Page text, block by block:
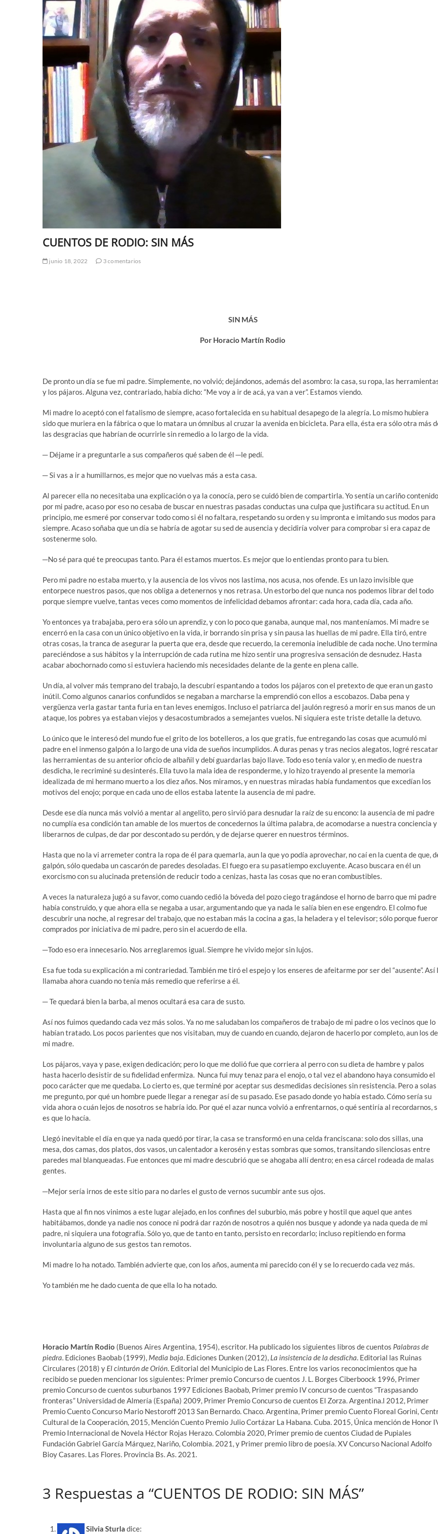
CUENTOS DE RODIO: SIN MÁS
junio 18, 2022 3 comentarios
SIN MÁS
Por Horacio Martín Rodio
De pronto un día se fue mi padre. Simplemente, no volvió; dejándonos, además del asombro: la casa, su ropa, las
y los pájaros. Alguna vez, contrariado, había dicho: “Me voy a ir de acá, ya van a ver”. Estamos viendo.
Mi madre lo aceptó con el fatalismo de siempre, acaso fortalecida en su habitual desapego de la alegría. Lo mismo hubiera
sido que muriera en la fábrica o que lo matara un ómnibus al cruzar la avenida en bicicleta. Para ella, ésta era sólo otra más
las desgracias que habrían de ocurrirle sin remedio a lo largo de la vida.
─ Déjame ir a preguntarle a sus compañeros qué saben de él ─le pedí.
─ Si vas a ir a humillarnos, es mejor que no vuelvas más a esta casa.
Al parecer ella no necesitaba una explicación o ya la conocía, pero se cuidó bien de compartirla. Yo sentía un cariño contenido
por mi padre, acaso por eso no cesaba de buscar en nuestras pasadas conductas una culpa que justificara su actitud. En un
principio, me esmeré por conservar todo como si él no faltara, respetando su orden y su impronta e imitando sus modos para
siempre. Acaso soñaba que un día se habría de agotar su sed de ausencia y decidiría volver para comprobar si era capaz de
sostenerme solo.
─No sé para qué te preocupas tanto. Para él estamos muertos. Es mejor que lo entiendas pronto para tu bien.
Pero mi padre no estaba muerto, y la ausencia de los vivos nos lastima, nos acusa, nos ofende. Es un lazo invisible que
entorpece nuestros pasos, que nos obliga a detenernos y nos retrasa. Un estorbo del que nunca nos podemos librar del todo
porque siempre vuelve, tantas veces como momentos de infelicidad debamos afrontar: cada hora, cada día, cada año.
Yo entonces ya trabajaba, pero era sólo un aprendiz, y con lo poco que ganaba, aunque mal, nos manteníamos. Mi madre se
encerró en la casa con un único objetivo en la vida, ir borrando sin prisa y sin pausa las huellas de mi padre. Ella tiró, entre
otras cosas, la tranca de asegurar la puerta que era, desde que recuerdo, la ceremonia ineludible de cada noche. Uno termina
pareciéndose a sus hábitos y la interrupción de cada rutina me hizo sentir una progresiva sensación de desnudez. Hasta
acabar abochornado como si estuviera haciendo mis necesidades delante de la gente en plena calle.
Un día, al volver más temprano del trabajo, la descubrí espantando a todos los pájaros con el pretexto de que eran un gasto
inútil. Como algunos canarios confundidos se negaban a marcharse la emprendió con ellos a escobazos. Daba pena y
vergüenza verla gastar tanta furia en tan leves enemigos. Incluso el patriarca del jaulón regresó a morir en sus manos de un
ataque, los pobres ya estaban viejos y desacostumbrados a semejantes vuelos. Ni siquiera este triste detalle la detuvo.
Lo único que le interesó del mundo fue el grito de los botelleros, a los que gratis, fue entregando las cosas que acumuló mi
padre en el inmenso galpón a lo largo de una vida de sueños incumplidos. A duras penas y tras necios alegatos, logré rescatar
las herramientas de su anterior oficio de albañil y debí guardarlas bajo llave. Todo eso tenía valor y, en medio de nuestra
desdicha, le recriminé su desinterés. Ella tuvo la mala idea de responderme, y lo hizo trayendo al presente la memoria
idealizada de mi hermano muerto a los diez años. Nos miramos, y en nuestras miradas había fundamentos que excedían los
motivos del enojo; porque en cada uno de ellos estaba latente la ausencia de mi padre.
Desde ese día nunca más volvió a mentar al angelito, pero sirvió para desnudar la raíz de su encono: la ausencia de mi padre
no cumplía esa condición tan amable de los muertos de concedernos la última palabra, de acomodarse a nuestra conciencia y
liberarnos de culpas, de dar por descontado su perdón, y de dejarse querer en nuestros términos.
Hasta que no la vi arremeter contra la ropa de él para quemarla, aun la que yo podía aprovechar, no caí en la cuenta de que,
galpón, sólo quedaba un cascarón de paredes desoladas. El fuego era su pasatiempo excluyente. Acaso buscara en él un
exorcismo con su alucinada pretensión de reducir todo a cenizas, hasta las cosas que no eran combustibles.
A veces la naturaleza jugó a su favor, como cuando cedió la bóveda del pozo ciego tragándose el horno de barro que mi padre
había construido, y que ahora ella se negaba a usar, argumentando que ya nada le salía bien en ese engendro. El colmo fue
descubrir una noche, al regresar del trabajo, que no estaban más la cocina a gas, la heladera y el televisor; sólo porque
comprados por iniciativa de mi padre, pero sin el acuerdo de ella.
─Todo eso era innecesario. Nos arreglaremos igual. Siempre he vivido mejor sin lujos.
Esa fue toda su explicación a mi contrariedad. También me tiró el espejo y los enseres de afeitarme por ser del “ausente”. Así
llamaba ahora cuando no tenía más remedio que referirse a él.
─ Te quedará bien la barba, al menos ocultará esa cara de susto.
Así nos fuimos quedando cada vez más solos. Ya no me saludaban los compañeros de trabajo de mi padre o los vecinos que lo
habían tratado. Los pocos parientes que nos visitaban, muy de cuando en cuando, dejaron de hacerlo por completo, aun los de
mi madre.
Los pájaros, vaya y pase, exigen dedicación; pero lo que me dolió fue que corriera al perro con su dieta de hambre y palos
hasta hacerlo desistir de su fidelidad enfermiza. Nunca fui muy tenaz para el enojo, o tal vez el abandono haya consumido el
poco carácter que me quedaba. Lo cierto es, que terminé por aceptar sus desmedidas decisiones sin resistencia. Pero a solas
me pregunto, por qué un hombre puede llegar a renegar así de su pasado. Ese pasado donde yo había estado. Cómo sería su
vida ahora o cuán lejos de nosotros se habría ido. Por qué el azar nunca volvió a enfrentarnos, o qué sentiría al recordarnos,
es que lo hacía.
Llegó inevitable el día en que ya nada quedó por tirar, la casa se transformó en una celda franciscana: solo dos sillas, una
mesa, dos camas, dos platos, dos vasos, un calentador a kerosén y estas sombras que somos, transitando silenciosas entre
paredes mal blanqueadas. Fue entonces que mi madre descubrió que se ahogaba allí dentro; en esa cárcel rodeada de malas
gentes.
─Mejor sería irnos de este sitio para no darles el gusto de vernos sucumbir ante sus ojos.
Hasta que al fin nos vinimos a este lugar alejado, en los confines del suburbio, más pobre y hostil que aquel que antes
habitábamos, donde ya nadie nos conoce ni podrá dar razón de nosotros a quién nos busque y adonde ya nada queda de mi
padre, ni siquiera una fotografía. Sólo yo, que de tanto en tanto, persisto en recordarlo; incluso repitiendo en forma
involuntaria alguno de sus gestos tan remotos.
Mi madre lo ha notado. También advierte que, con los años, aumenta mi parecido con él y se lo recuerdo cada vez más.
Yo también me he dado cuenta de que ella lo ha notado.
Horacio Martín Rodio (Buenos Aires Argentina, 1954), escritor. Ha publicado los siguientes libros de cuentos Palabras de
piedra. Ediciones Baobab (1999), Media baja. Ediciones Dunken (2012), La insistencia de la desdicha. Editorial las Ruinas
Circulares (2018) y El cinturón de Orión. Editorial del Municipio de Las Flores. Entre los varios reconocimientos que ha
recibido se pueden mencionar los siguientes: Primer premio Concurso de cuentos J. L. Borges Ciberboock 1996, Primer
premio Concurso de cuentos suburbanos 1997 Ediciones Baobab, Primer premio IV concurso de cuentos “Traspasando
fronteras” Universidad de Almería (España) 2009, Primer Premio Concurso de cuentos El Zorza. Argentina.l 2012, Primer
Premio Cuento Concurso Mario Nestoroff 2013 San Bernardo. Chaco. Argentina, Primer premio Cuento Floreal Gorini,
Cultural de la Cooperación, 2015, Mención Cuento Premio Julio Cortázar La Habana. Cuba. 2015, Única mención de Honor
Premio Internacional de Novela Héctor Rojas Herazo. Colombia 2020, Primer premio de cuentos Ciudad de Pupiales
Fundación Gabriel García Márquez, Nariño, Colombia. 2021, y Primer premio libro de poesía. XV Concurso Nacional Adolfo
Bioy Casares. Las Flores. Provincia Bs. As. 2021.
3 Respuestas a “CUENTOS DE RODIO: SIN MÁS”
Silvia Sturla dice: